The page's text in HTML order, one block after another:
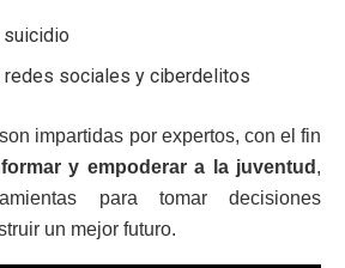
suicidio
redes sociales y ciberdelitos
impartidas por expertos, con el fin
y empoderar a la juventud ,
para tomar decisiones
un mejor futuro.